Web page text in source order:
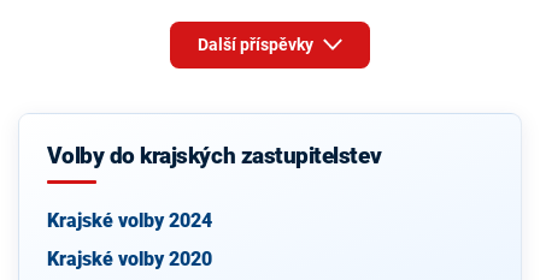
Další příspěvky
Volby do krajských zastupitelstev
Krajské volby 2024
Krajské volby 2020